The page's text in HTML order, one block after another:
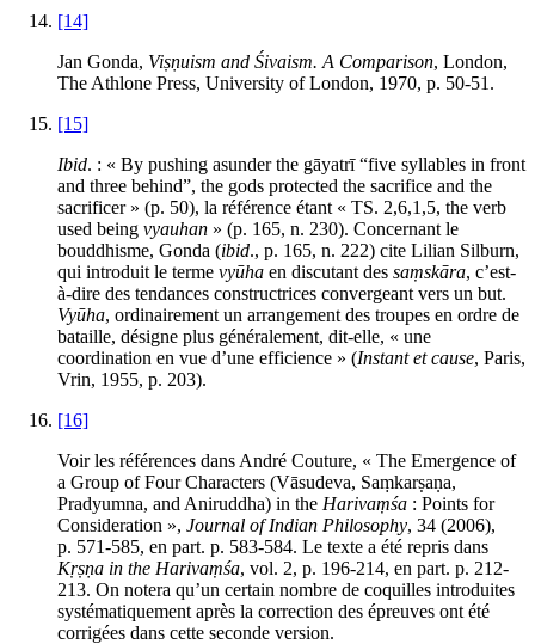
[14]
Jan Gonda, Viṣṇuism and Śivaism. A Comparison, London,
The Athlone Press, University of London, 1970, p. 50-51.
[15]
Ibid. : « By pushing asunder the gāyatrī “five syllables in front
and three behind”, the gods protected the sacrifice and the
sacrificer » (p. 50), la référence étant « TS. 2,6,1,5, the verb
used being vyauhan » (p. 165, n. 230). Concernant le
bouddhisme, Gonda (ibid., p. 165, n. 222) cite Lilian Silburn,
qui introduit le terme vyūha en discutant des saṃskāra, c’est-
à-dire des tendances constructrices convergeant vers un but.
Vyūha, ordinairement un arrangement des troupes en ordre de
bataille, désigne plus généralement, dit-elle, « une
coordination en vue d’une efficience » (Instant et cause, Paris,
Vrin, 1955, p. 203).
[16]
Voir les références dans André Couture, « The Emergence of
a Group of Four Characters (Vāsudeva, Saṃkarṣaṇa,
Pradyumna, and Aniruddha) in the Harivaṃśa : Points for
Consideration », Journal of Indian Philosophy, 34 (2006),
p. 571-585, en part. p. 583-584. Le texte a été repris dans
Kṛṣṇa in the Harivaṃśa, vol. 2, p. 196-214, en part. p. 212-
213. On notera qu’un certain nombre de coquilles introduites
systématiquement après la correction des épreuves ont été
corrigées dans cette seconde version.